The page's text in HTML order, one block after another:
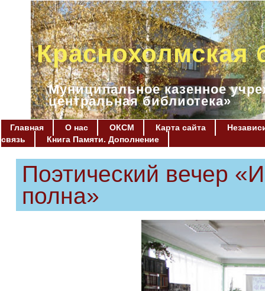
Краснохолмская
Муниципальное казенное
центральная библиотека»
Главная О нас ОКСМ Карта сайта
связь
Книга Памяти. Дополнение
Поэтический вечер
полна»